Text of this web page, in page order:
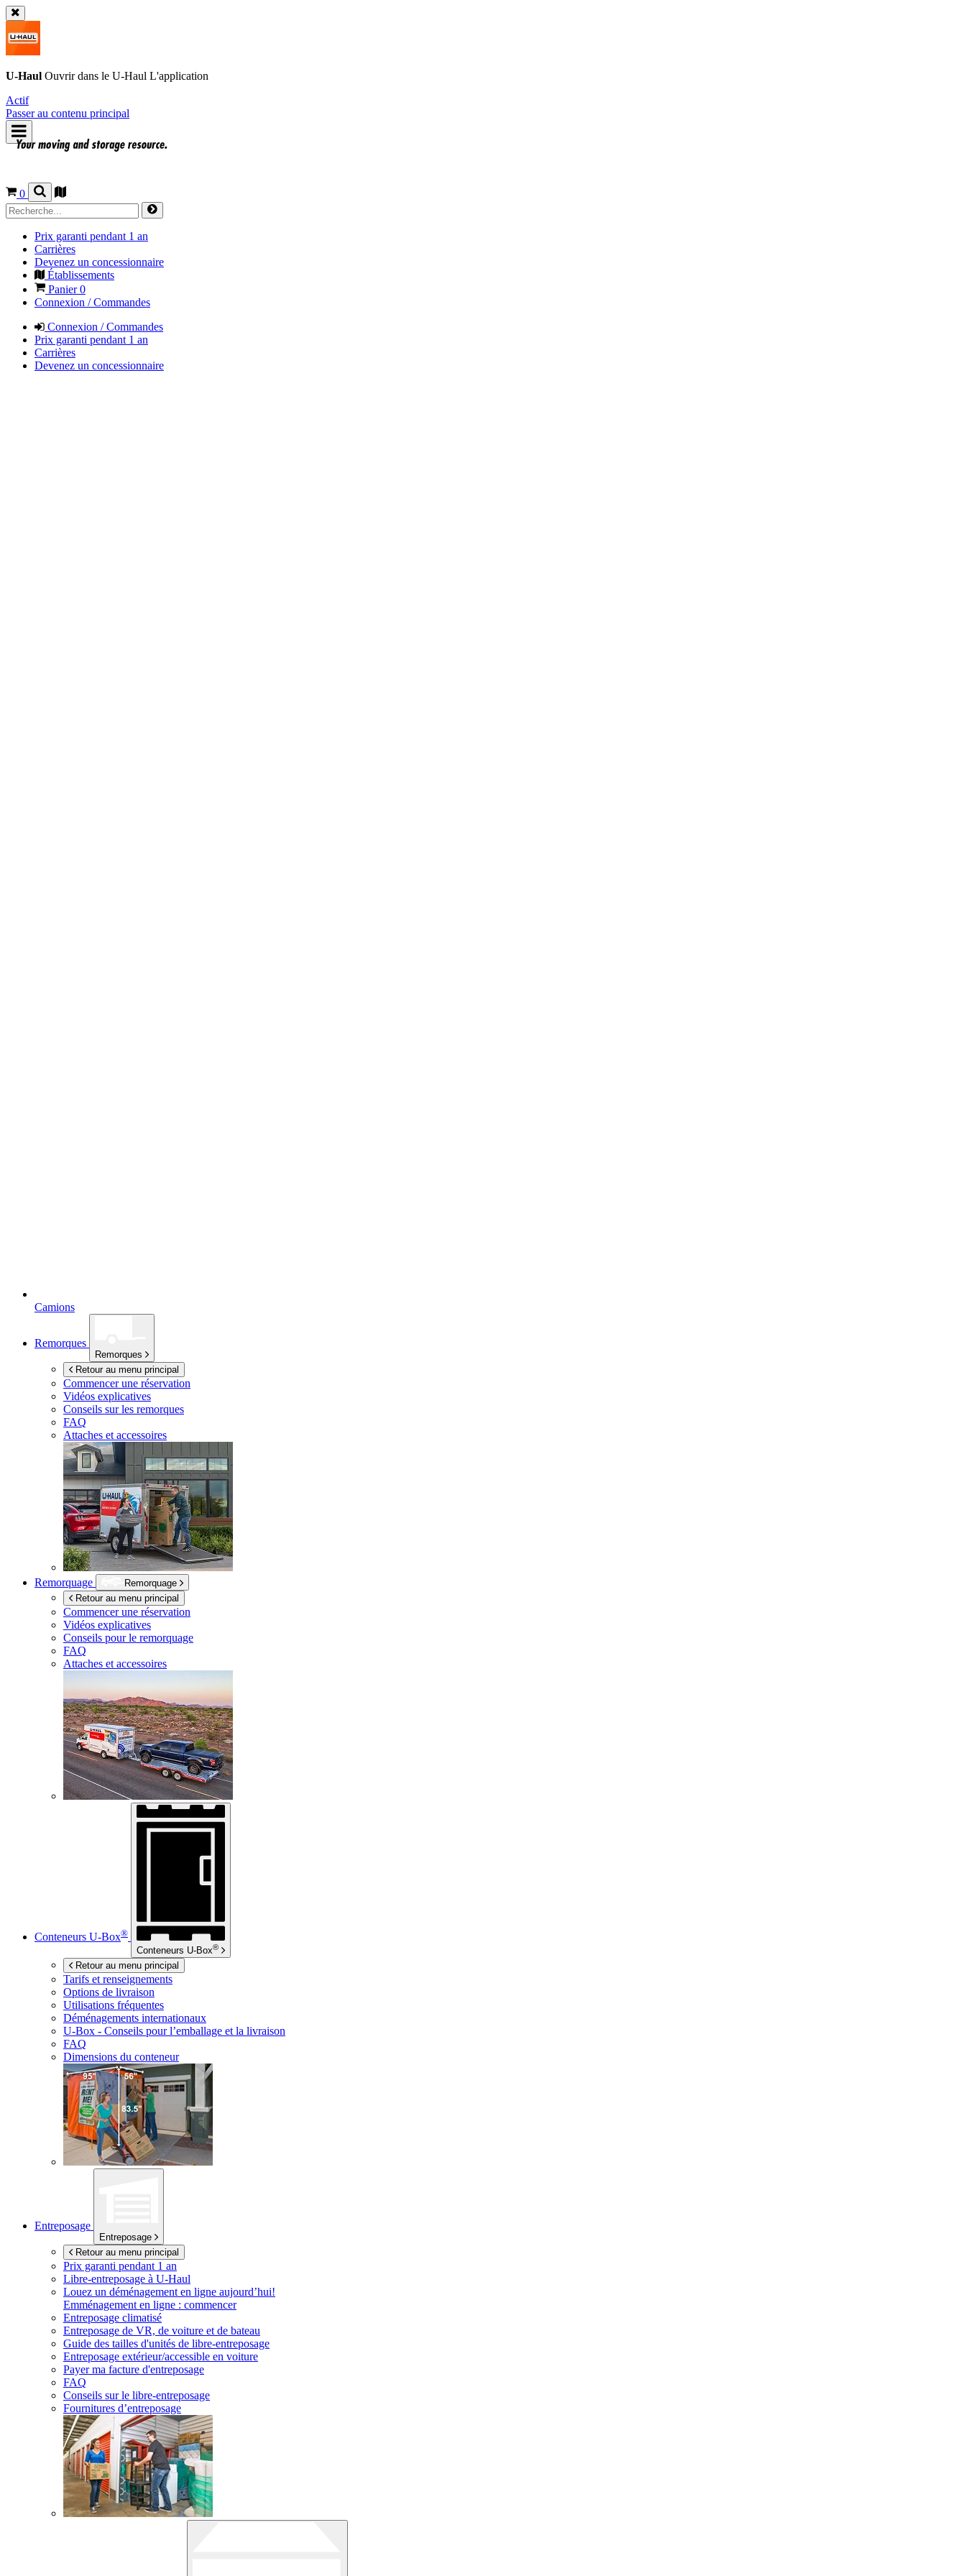
U-Haul Ouvrir dans le U-Haul L'application
Actif
Passer au contenu principal
0
Prix garanti pendant 1 an
Carrières
Devenez un concessionnaire
Établissements
Panier0
Connexion / Commandes
Connexion / Commandes
Prix garanti pendant 1 an
Carrières
Devenez un concessionnaire
Camions
Remorques
Remorques
Retour au menu principal
Commencer une réservation
Vidéos explicatives
Conseils sur les remorques
FAQ
Attaches et accessoires
Remorquage
Remorquage
Retour au menu principal
Commencer une réservation
Vidéos explicatives
Conseils pour le remorquage
FAQ
Attaches et accessoires
Conteneurs U-Box®
Conteneurs U-Box®
Retour au menu principal
Tarifs et renseignements
Options de livraison
Utilisations fréquentes
Déménagements internationaux
U-Box - Conseils pour l’emballage et la livraison
FAQ
Dimensions du conteneur
Entreposage
Entreposage
Retour au menu principal
Prix garanti pendant 1 an
Libre-entreposage à U-Haul
Louez un déménagement en ligne aujourd’hui!
Emménagement en ligne : commencer
Entreposage climatisé
Entreposage de VR, de voiture et de bateau
Guide des tailles d'unités de libre-entreposage
Entreposage extérieur/accessible en voiture
Payer ma facture d'entreposage
FAQ
Conseils sur le libre-entreposage
Fournitures d’entreposage